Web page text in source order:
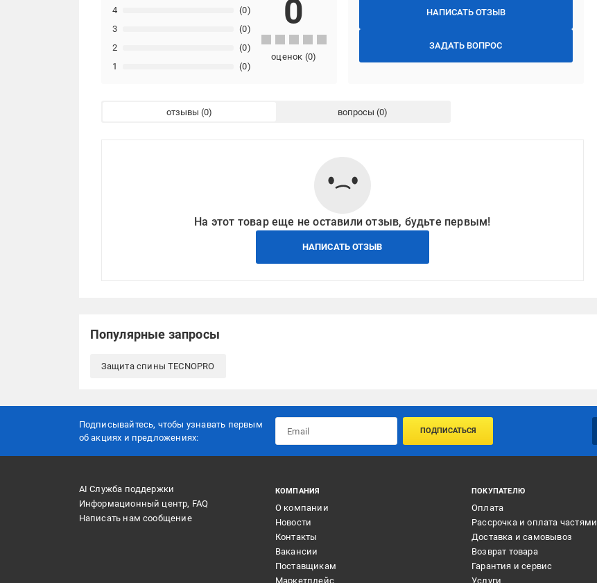
НАПИСАТЬ ОТЗЫВ
ЗАДАТЬ ВОПРОС
1 (0)
2 (0)
3 (0)
4 (0) 0
оценок (0)
отзывы вопросы
На этот товар еще не оставили отзыв, будьте первым!
НАПИСАТЬ ОТЗЫВ
Популярные запросы
Защита спины TECNOPRO
Подписывайтесь, чтобы узнавать первым
об акцияx и предложениях:
ПОДПИСАТЬСЯ
AI Служба поддержки
Информационный центр, FAQ
Написать нам сообщение
КОМПАНИЯ
О компании
Новости
Контакты
Вакансии
Поставщикам
Маркетплейс
ПОКУПАТЕЛЮ
Оплата
Рассрочка и оплата частями
Доставка и самовывоз
Возврат товара
Гарантия и сервис
Услуги